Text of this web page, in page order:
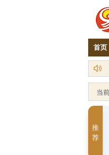
首页
当
推
荐